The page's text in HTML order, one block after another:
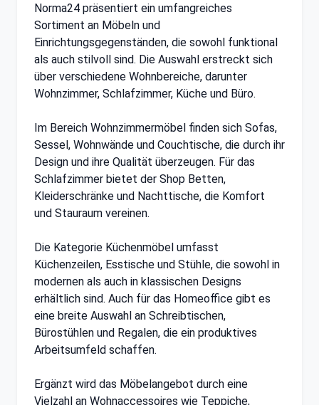
Norma24 präsentiert ein umfangreiches
Sortiment an Möbeln und
Einrichtungsgegenständen, die sowohl funktional
als auch stilvoll sind. Die Auswahl erstreckt sich
über verschiedene Wohnbereiche, darunter
Wohnzimmer, Schlafzimmer, Küche und Büro.
Im Bereich Wohnzimmermöbel finden sich Sofas,
Sessel, Wohnwände und Couchtische, die durch ihr
Design und ihre Qualität überzeugen. Für das
Schlafzimmer bietet der Shop Betten,
Kleiderschränke und Nachttische, die Komfort
und Stauraum vereinen.
Die Kategorie Küchenmöbel umfasst
Küchenzeilen, Esstische und Stühle, die sowohl in
modernen als auch in klassischen Designs
erhältlich sind. Auch für das Homeoffice gibt es
eine breite Auswahl an Schreibtischen,
Bürostühlen und Regalen, die ein produktives
Arbeitsumfeld schaffen.
Ergänzt wird das Möbelangebot durch eine
Vielzahl an Wohnaccessoires wie Teppiche,